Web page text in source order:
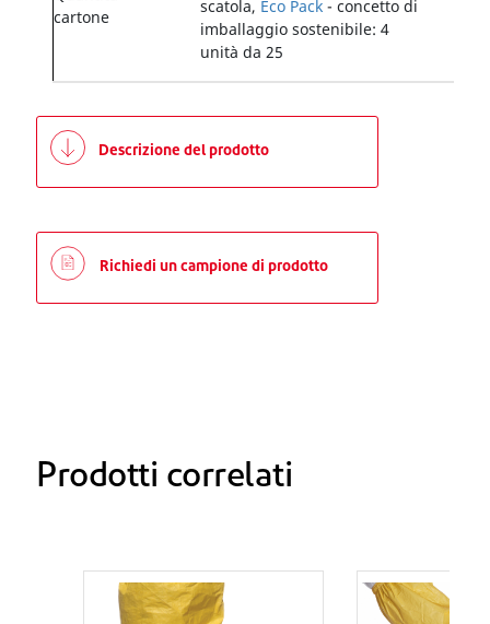
cartone
scatola, Eco Pack - concetto di
imballaggio sostenibile: 4
unità da 25
Descrizione del prodotto
Richiedi un campione di prodotto
Prodotti correlati